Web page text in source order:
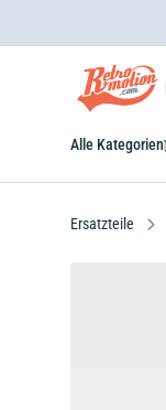
Alle Kategorien
Ersatzteile